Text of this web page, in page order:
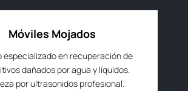
Móviles Mojados
especializado en recuperación de
dañados por agua y líquidos.
por ultrasonidos profesional.